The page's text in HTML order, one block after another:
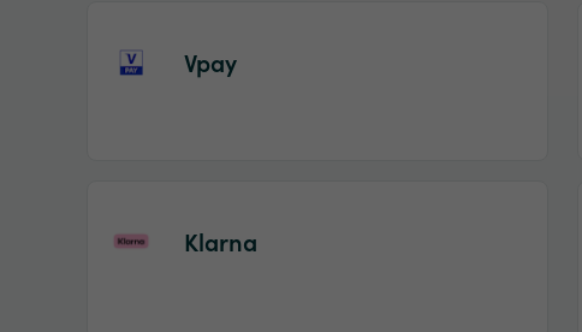
Vpay
Klarna